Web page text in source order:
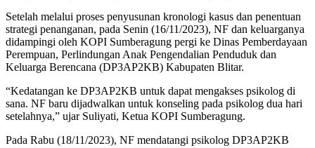
Setelah melalui proses penyusunan kronologi kasus dan penentuan
strategi penanganan, pada Senin (16/11/2023), NF dan keluarganya
didampingi oleh KOPI Sumberagung pergi ke Dinas Pemberdayaan
Perempuan, Perlindungan Anak Pengendalian Penduduk dan
Keluarga Berencana (DP3AP2KB) Kabupaten Blitar.
“Kedatangan ke DP3AP2KB untuk dapat mengakses psikolog di
sana. NF baru dijadwalkan untuk konseling pada psikolog dua hari
setelahnya,” ujar Suliyati, Ketua KOPI Sumberagung.
Pada Rabu (18/11/2023), NF mendatangi psikolog DP3AP2KB